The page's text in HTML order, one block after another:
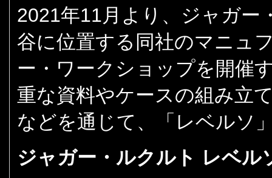
2021年11月より、ジャガー
谷に位置する同社のマニュ
ー・ワークショップを開催
重な資料やケースの組み立
などを通じて、「レベルソ
ジャガー・ルクルト レベ